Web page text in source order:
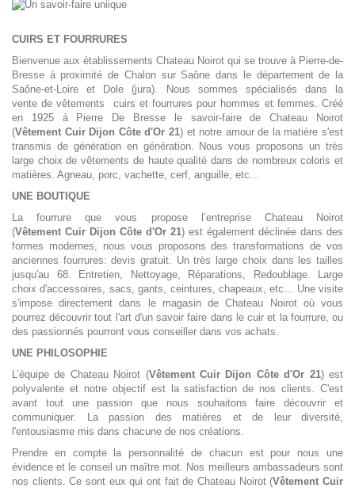
CUIRS ET FOURRURES
Bienvenue aux établissements Chateau Noirot qui se trouve à Pierre-de-
Bresse à proximité de Chalon sur Saône dans le département de la
Saône-et-Loire et Dole (jura). Nous sommes spécialisés dans la
vente de vêtements cuirs et fourrures pour hommes et femmes. Créé
en 1925 à Pierre De Bresse le savoir-faire de Chateau Noirot
(Vêtement CuirDijon Côte d'Or 21) et notre amour de la matière s'est
transmis de génération en génération. Nous vous proposons un très
large choix de vêtements de haute qualité dans de nombreux coloris et
matières. Agneau, porc, vachette, cerf, anguille, etc...
UNE BOUTIQUE
La fourrure que vous propose l’entreprise Chateau Noirot
(Vêtement Cuir Dijon Côte d'Or 21) est également déclinée dans des
formes modernes, nous vous proposons des transformations de vos
anciennes fourrures: devis gratuit. Un très large choix dans les tailles
jusqu'au 68. Entretien, Nettoyage, Réparations, Redoublage. Large
choix d'accessoires, sacs, gants, ceintures, chapeaux, etc... Une visite
s'impose directement dans le magasin de Chateau Noirot où vous
pourrez découvrir tout l'art d'un savoir faire dans le cuir et la fourrure, ou
des passionnés pourront vous conseiller dans vos achats.
UNE PHILOSOPHIE
L’équipe de Chateau Noirot (VêtementCuir Dijon Côte d'Or 21) est
polyvalente et notre objectif est la satisfaction de nos clients. C'est
avant tout une passion que nous souhaitons faire découvrir et
communiquer. La passion des matières et de leur diversité,
l'entousiasme mis dans chacune de nos créations.
Prendre en compte la personnalité de chacun est pour nous une
évidence et le conseil un maître mot. Nos meilleurs ambassadeurs sont
nos clients. Ce sont eux qui ont fait de Chateau Noirot (VêtementCuir